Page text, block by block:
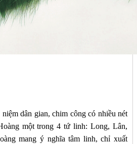
dân gian, chim công có nhiều nét
một trong 4 tứ linh: Long, Lân,
mang ý nghĩa tâm linh, chỉ xuất